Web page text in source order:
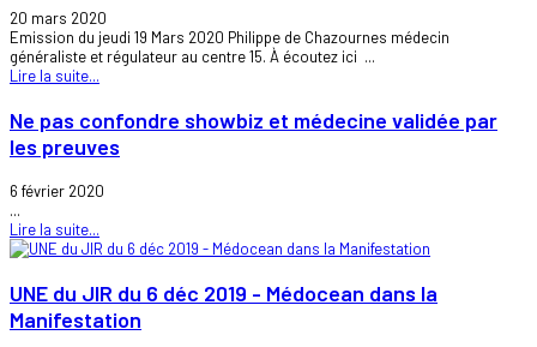
20 mars 2020
Emission du jeudi 19 Mars 2020 Philippe de Chazournes médecin
généraliste et régulateur au centre 15. À écoutez ici ...
Lire la suite...
Ne pas confondre showbiz et médecine validée par
les preuves
6 février 2020
...
Lire la suite...
UNE du JIR du 6 déc 2019 - Médocean dans la
Manifestation